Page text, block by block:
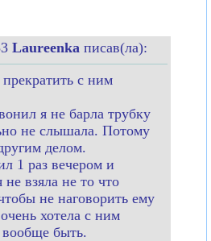
Laureenka писав(ла):
с ним
я не барла трубку
не слышала. Потому
делом.
1 раз вечером и
взяла не то что
не наговорить ему
хотела с ним
вообще быть.